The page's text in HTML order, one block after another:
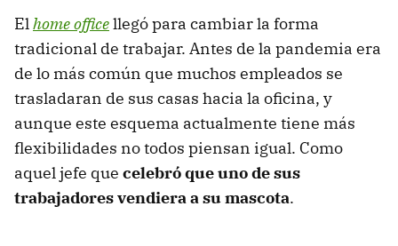
Elhome officellegó para cambiar la forma
tradicional de trabajar. Antes de la pandemia era
de lo más común que muchos empleados se
trasladaran de sus casas hacia la oficina, y
aunque este esquema actualmente tiene más
flexibilidades no todos piensan igual. Como
aquel jefe que celebró que uno de sus
trabajadores vendiera a su mascota.